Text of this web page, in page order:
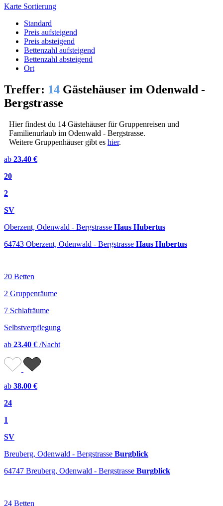
Karte Sortierung
Standard
Preis aufsteigend
Preis absteigend
Bettenzahl aufsteigend
Bettenzahl absteigend
Ort
Treffer: 14 Gästehäuser im Odenwald -
Bergstrasse
Hier findest du 14 Gästehäuser für Gruppenreisen und
Familienurlaub im Odenwald - Bergstrasse.
Weitere Gruppenhäuser gibt es hier.
ab 23.40 €
20
2
SV
Oberzent, Odenwald - Bergstrasse Haus Hubertus
64743 Oberzent, Odenwald - Bergstrasse Haus Hubertus
20 Betten
2 Gruppenräume
7 Schlafräume
Selbstverpflegung
ab 23.40 € /Nacht
ab 38.00 €
24
1
SV
Breuberg, Odenwald - Bergstrasse Burgblick
64747 Breuberg, Odenwald - Bergstrasse Burgblick
24 Betten